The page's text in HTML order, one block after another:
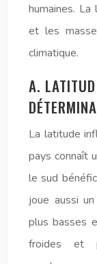
humaines. La
et les
climatique.
A.
La latitude
pays connaît
le sud
joue aussi
plus basses
froides et